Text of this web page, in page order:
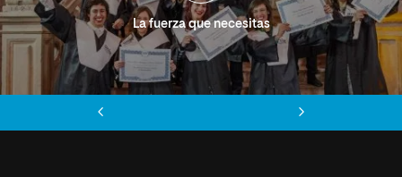
La fuerza que necesitas